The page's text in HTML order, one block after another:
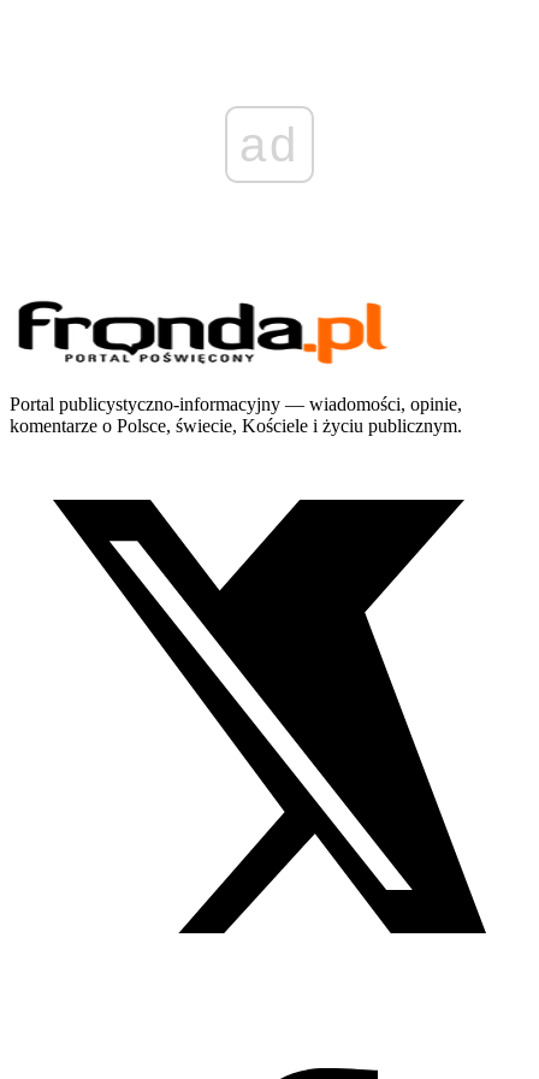
ad
Portal publicystyczno-informacyjny — wiadomości, opinie,
komentarze o Polsce, świecie, Kościele i życiu publicznym.